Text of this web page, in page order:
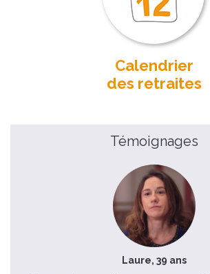
Calendrier
des retraites
Témoignages
Laure, 39 ans